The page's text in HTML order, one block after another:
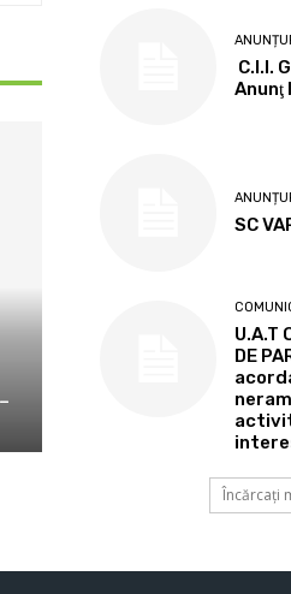
C.I.I.
Anunţ
SC
U.A.T
DE
Încărcați